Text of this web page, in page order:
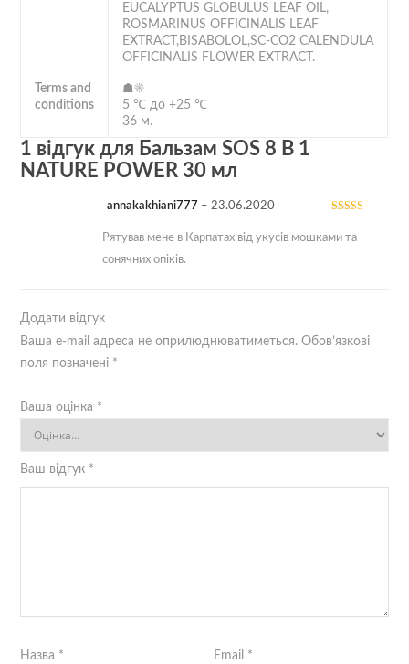
EUCALYPTUS GLOBULUS LEAF OIL,
ROSMARINUS OFFICINALIS LEAF
EXTRACT,BISABOLOL,SC-CO2 CALENDULA
OFFICINALIS FLOWER EXTRACT.
Terms and
conditions
☗☀
5 ℃ до +25 ℃
36 м.
1 відгук для Бальзам SOS 8 В 1
NATURE POWER 30 мл
з 5
annakakhiani777 – 23.06.2020
Рятував мене в Карпатах від укусів мошками та
сонячних опіків.
Додати відгук
Ваша e-mail адреса не оприлюднюватиметься. Обов’язкові
поля позначені *
Ваша оцінка *
Ваш відгук *
Назва * Email *